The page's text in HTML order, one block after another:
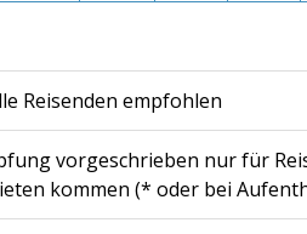
Reisenden empfohlen
vorgeschrieben nur für
kommen (* oder bei